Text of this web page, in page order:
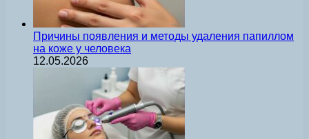
Причины появления и методы удаления папиллом
на коже у человека
12.05.2026